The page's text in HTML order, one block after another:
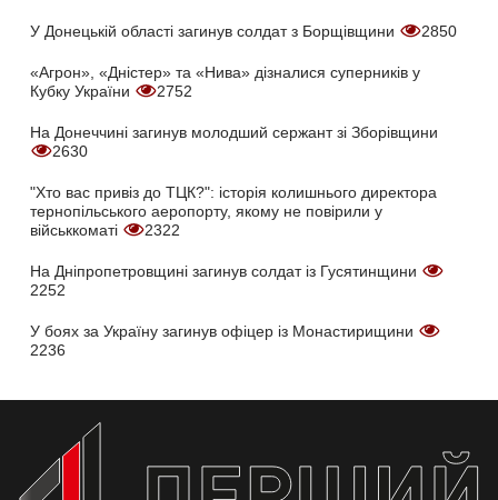
У Донецькій області загинув солдат з Борщівщини 2850
«Агрон», «Дністер» та «Нива» дізналися суперників у
Кубку України
2752
На Донеччині загинув молодший сержант зі Зборівщини
2630
"Хто вас привіз до ТЦК?": історія колишнього директора
тернопільського аеропорту, якому не повірили у
військкоматі
2322
На Дніпропетровщині загинув солдат із Гусятинщини
2252
У боях за Україну загинув офіцер із Монастирищини
2236